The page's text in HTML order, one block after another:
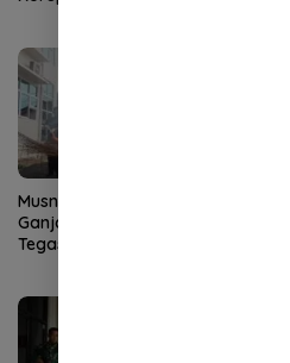
Musnahkan 110 Batang
Ganja, Kapolres Aceh Selatan
Tegaskan Perang terhadap